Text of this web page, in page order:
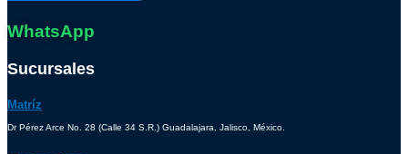
WhatsApp
Sucursales
Matríz
Dr Pérez Arce No. 28 (Calle 34 S.R.) Guadalajara, Jalisco, México.